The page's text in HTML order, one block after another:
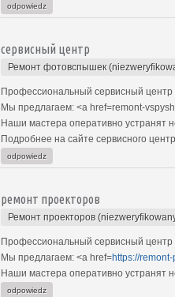
odpowiedz
сервисный центр
Ремонт фотовспышек
Профессиональный сервисный центр
Мы предлагаем: <a href=remont-
Наши мастера оперативно устранят
Подробнее на сайте сервисного
odpowiedz
ремонт проекторов
Ремонт проекторов
Профессиональный сервисный
Мы предлагаем: <a href=https://
Наши мастера оперативно устранят
odpowiedz